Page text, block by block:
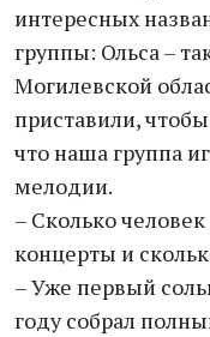
интересных
группы: Ольса –
Могилевской
приставили,
что наша группа
мелодии.
– Сколько
концерты и
– Уже первый
году собрал